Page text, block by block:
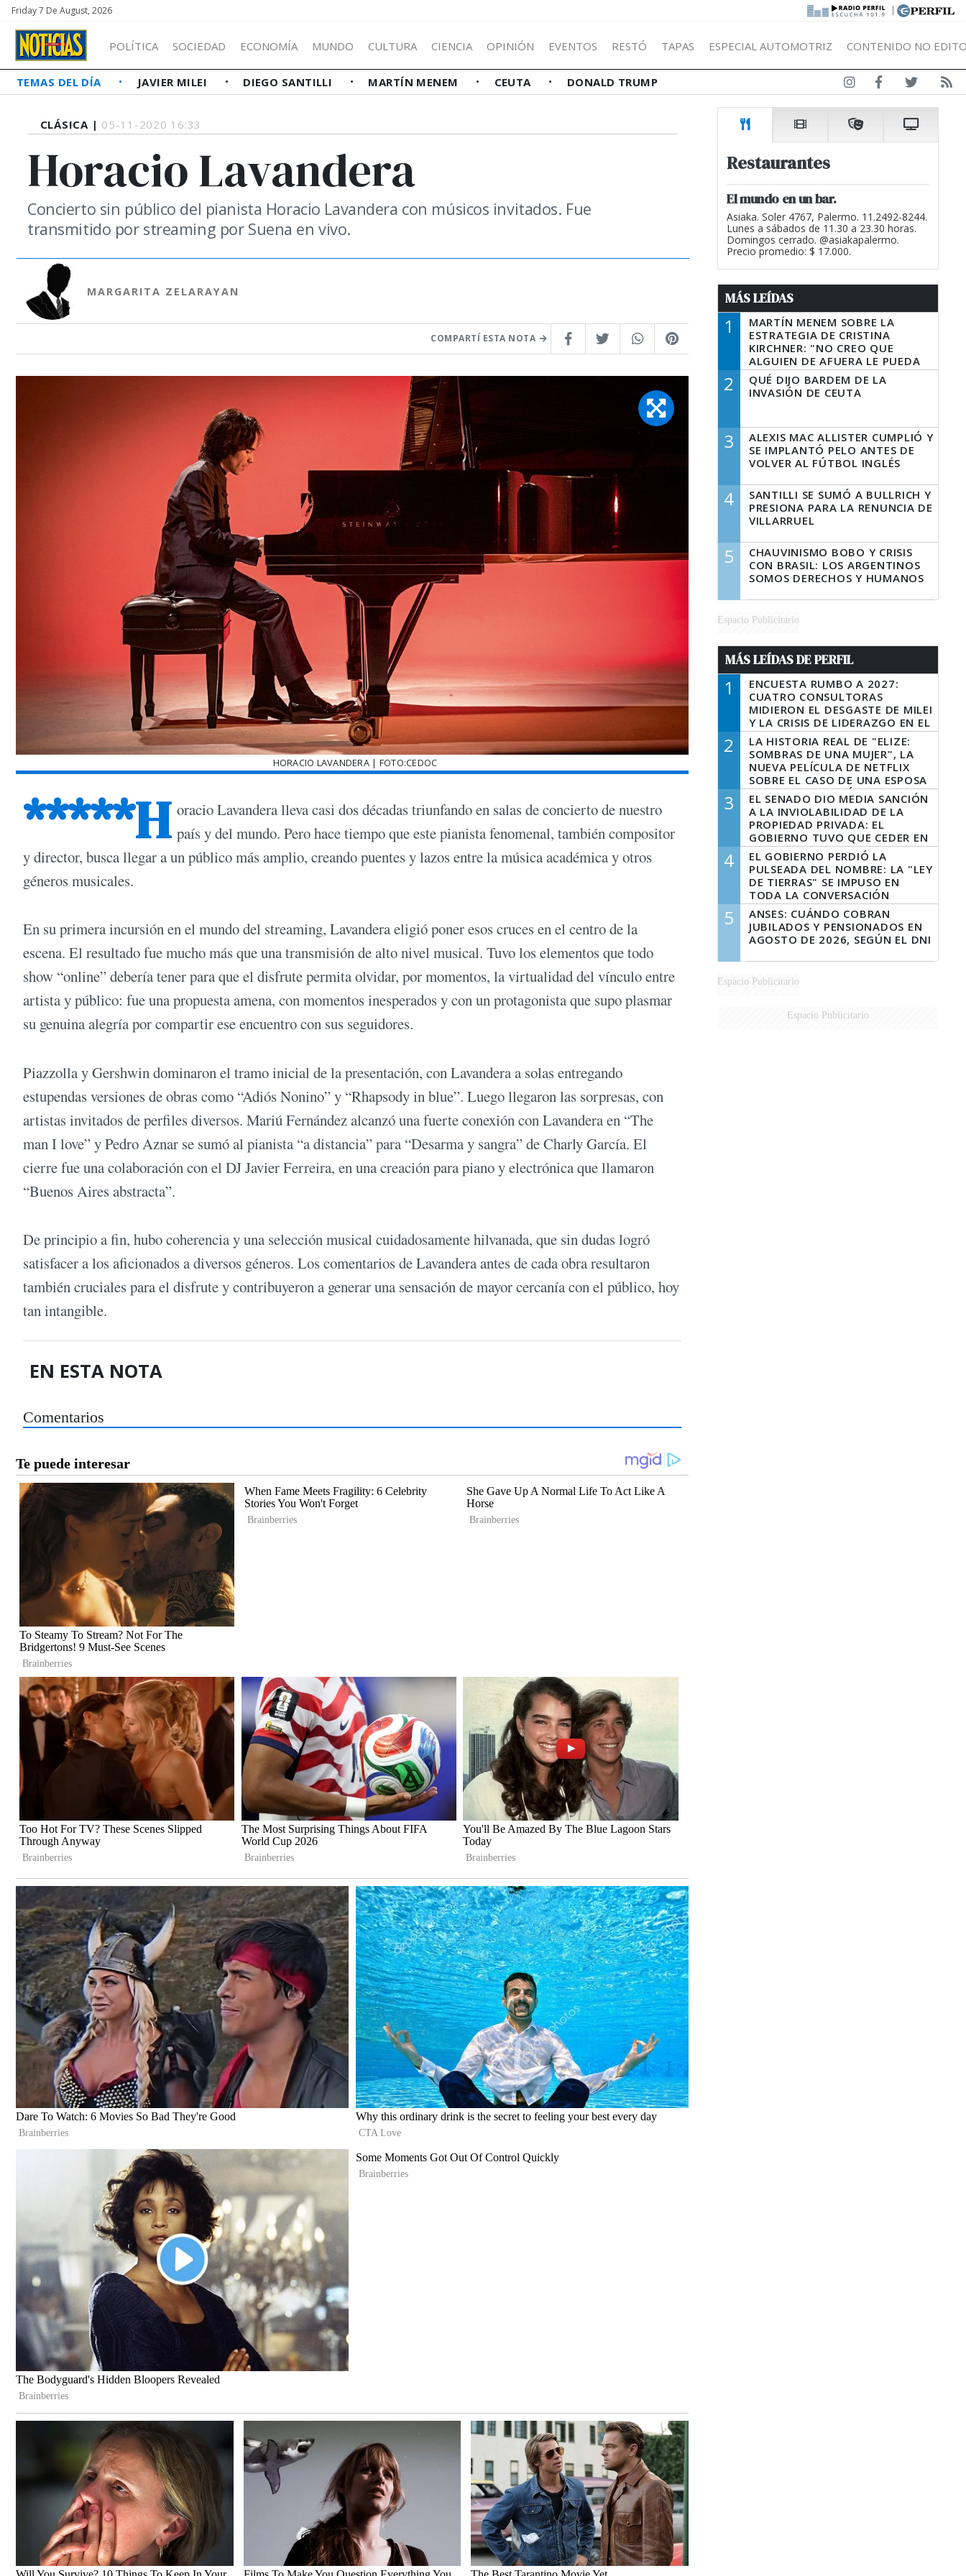
Friday 7 De August, 2026 |
POLÍTICA SOCIEDAD ECONOMÍA MUNDO CULTURA CIENCIA OPINIÓN EVENTOS RESTÓ TAPAS ESPECIAL AUTOMOTRIZ CONTENIDO NO
TEMAS DEL DÍA JAVIER MILEI DIEGO SANTILLI MARTÍN MENEM CEUTA DONALD TRUMP
CLÁSICA | 05-11-2020 16:33
Horacio Lavandera
Concierto sin público del pianista Horacio Lavandera con músicos invitados. Fue
transmitido por streaming por Suena en vivo.
MARGARITA ZELARAYAN
COMPARTÍ ESTA NOTA
HORACIO LAVANDERA | FOTO:CEDOC
*****H oracio Lavandera lleva casi dos décadas triunfando en salas de concierto de nuestro
país y del mundo. Pero hace tiempo que este pianista fenomenal, también compositor
y director, busca llegar a un público más amplio, creando puentes y lazos entre la música académica y otros
géneros musicales.
En su primera incursión en el mundo del streaming, Lavandera eligió poner esos cruces en el centro de la
escena. El resultado fue mucho más que una transmisión de alto nivel musical. Tuvo los elementos que todo
show “online” debería tener para que el disfrute permita olvidar, por momentos, la virtualidad del vínculo entre
artista y público: fue una propuesta amena, con momentos inesperados y con un protagonista que supo plasmar
su genuina alegría por compartir ese encuentro con sus seguidores.
Piazzolla y Gershwin dominaron el tramo inicial de la presentación, con Lavandera a solas entregando
estupendas versiones de obras como “Adiós Nonino” y “Rhapsody in blue”. Luego llegaron las sorpresas, con
artistas invitados de perfiles diversos. Mariú Fernández alcanzó una fuerte conexión con Lavandera en “The
man I love” y Pedro Aznar se sumó al pianista “a distancia” para “Desarma y sangra” de Charly García. El
cierre fue una colaboración con el DJ Javier Ferreira, en una creación para piano y electrónica que llamaron
“Buenos Aires abstracta”.
De principio a fin, hubo coherencia y una selección musical cuidadosamente hilvanada, que sin dudas logró
satisfacer a los aficionados a diversos géneros. Los comentarios de Lavandera antes de cada obra resultaron
también cruciales para el disfrute y contribuyeron a generar una sensación de mayor cercanía con el público, hoy
tan intangible.
EN ESTA NOTA
Comentarios
Restaurantes
El mundo en un bar.
Asiaka. Soler 4767, Palermo. 11.2492-8244.
Lunes a sábados de 11.30 a 23.30 horas.
Domingos cerrado. @asiakapalermo.
Precio promedio: $ 17.000.
MÁS LEÍDAS
1
MARTÍN MENEM SOBRE LA
ESTRATEGIA DE CRISTINA
KIRCHNER: "NO CREO QUE
ALGUIEN DE AFUERA LE PUEDA
DECIR A LA JUSTICIA LO QUE
TIENE QUE HACER"
2
QUÉ DIJO BARDEM DE LA
INVASIÓN DE CEUTA
3
ALEXIS MAC ALLISTER CUMPLIÓ Y
SE IMPLANTÓ PELO ANTES DE
VOLVER AL FÚTBOL INGLÉS
4
SANTILLI SE SUMÓ A BULLRICH Y
PRESIONA PARA LA RENUNCIA DE
VILLARRUEL
5
CHAUVINISMO BOBO Y CRISIS
CON BRASIL: LOS ARGENTINOS
SOMOS DERECHOS Y HUMANOS
Espacio Publicitario
MÁS LEÍDAS DE PERFIL
1
ENCUESTA RUMBO A 2027:
CUATRO CONSULTORAS
MIDIERON EL DESGASTE DE MILEI
Y LA CRISIS DE LIDERAZGO EN EL
PERONISMO
2
LA HISTORIA REAL DE "ELIZE:
SOMBRAS DE UNA MUJER", LA
NUEVA PELÍCULA DE NETFLIX
SOBRE EL CASO DE UNA ESPOSA
QUE DESCUARTIZÓ A SU
MARIDO
3
EL SENADO DIO MEDIA SANCIÓN
A LA INVIOLABILIDAD DE LA
PROPIEDAD PRIVADA: EL
GOBIERNO TUVO QUE CEDER EN
LA LEY DEL MANEJO DEL FUEGO
4
EL GOBIERNO PERDIÓ LA
PULSEADA DEL NOMBRE: LA "LEY
DE TIERRAS" SE IMPUSO EN
TODA LA CONVERSACIÓN
DIGITAL
5
ANSES: CUÁNDO COBRAN
JUBILADOS Y PENSIONADOS EN
AGOSTO DE 2026, SEGÚN EL DNI
Espacio Publicitario
Espacio Publicitario